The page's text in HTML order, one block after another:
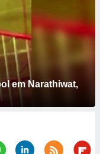
em Narathiwat,